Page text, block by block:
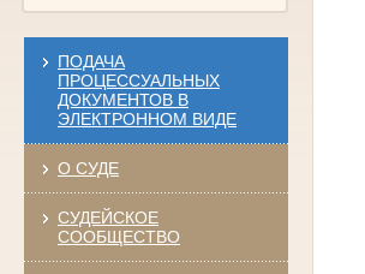
ПОДАЧА
ПРОЦЕССУАЛЬНЫХ
ДОКУМЕНТОВ В
ЭЛЕКТРОННОМ ВИДЕ
О СУДЕ
СУДЕЙСКОЕ
СООБЩЕСТВО